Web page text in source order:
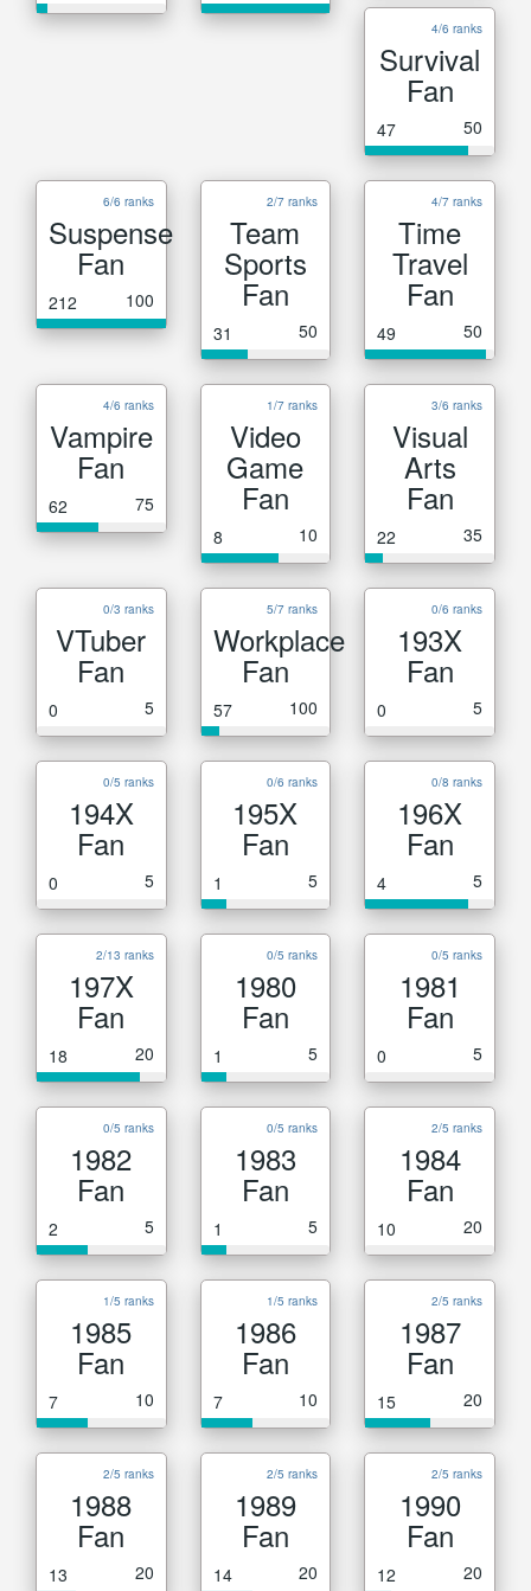
4/6 ranks
Survival
Fan
47 50
6/6 ranks
Suspense
Fan
212 100
2/7 ranks
Team
Sports
Fan
31 50
4/7 ranks
Time
Travel
Fan
49 50
4/6 ranks
Vampire
Fan
62 75
1/7 ranks
Video
Game
Fan
8 10
3/6 ranks
Visual
Arts
Fan
22 35
0/3 ranks
VTuber
Fan
0 5
5/7 ranks
Workplace
Fan
57 100
0/6 ranks
193X
Fan
0 5
0/5 ranks
194X
Fan
0 5
0/6 ranks
195X
Fan
1 5
0/8 ranks
196X
Fan
4 5
2/13 ranks
197X
Fan
18 20
0/5 ranks
1980
Fan
1 5
0/5 ranks
1981
Fan
0 5
0/5 ranks
1982
Fan
2 5
0/5 ranks
1983
Fan
1 5
2/5 ranks
1984
Fan
10 20
1/5 ranks
1985
Fan
7 10
1/5 ranks
1986
Fan
7 10
2/5 ranks
1987
Fan
15 20
2/5 ranks
1988
Fan
13 20
2/5 ranks
1989
Fan
14 20
2/5 ranks
1990
Fan
12 20